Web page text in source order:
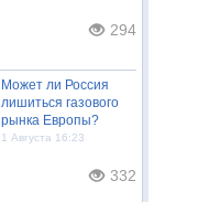
294
Может ли Россия
лишиться газового
рынка Европы?
1 Августа 16:23
332